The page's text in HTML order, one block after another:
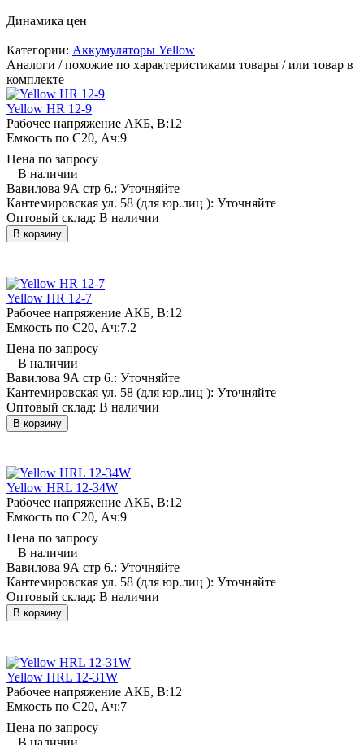
Динамика цен
Категории: Аккумуляторы Yellow
Аналоги / похожие по характеристиками товары / или товар в
комплекте
Yellow HR 12-9
Рабочее напряжение АКБ, B:12
Емкость по С20, Ач:9
Цена по запросу
В наличии
Вавилова 9А стр 6.: Уточняйте
Кантемировская ул. 58 (для юр.лиц ): Уточняйте
Оптовый склад: В наличии
В корзину
Yellow HR 12-7
Рабочее напряжение АКБ, B:12
Емкость по С20, Ач:7.2
Цена по запросу
В наличии
Вавилова 9А стр 6.: Уточняйте
Кантемировская ул. 58 (для юр.лиц ): Уточняйте
Оптовый склад: В наличии
В корзину
Yellow HRL 12-34W
Рабочее напряжение АКБ, B:12
Емкость по С20, Ач:9
Цена по запросу
В наличии
Вавилова 9А стр 6.: Уточняйте
Кантемировская ул. 58 (для юр.лиц ): Уточняйте
Оптовый склад: В наличии
В корзину
Yellow HRL 12-31W
Рабочее напряжение АКБ, B:12
Емкость по С20, Ач:7
Цена по запросу
В наличии